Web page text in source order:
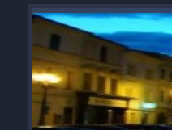
Перейти к основному содержанию